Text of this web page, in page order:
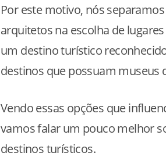
Por este motivo, nós
arquitetos na escolha de
um destino turístico
destinos que possuam museus
Vendo essas opções que
vamos falar um pouco melhor
destinos turísticos.